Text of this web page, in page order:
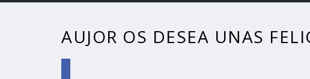
AUJOR OS DESEA UNAS